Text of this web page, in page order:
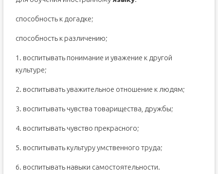
способность к догадке;
способность к различению;
1. воспитывать понимание и уважение к другой
культуре;
2. воспитывать уважительное отношение к людям;
3. воспитывать чувства товарищества, дружбы;
4. воспитывать чувство прекрасного;
5. воспитывать культуру умственного труда;
6. воспитывать навыки самостоятельности.